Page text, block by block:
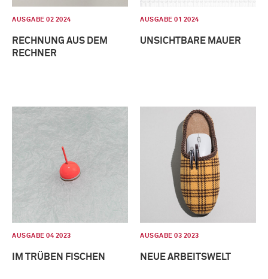
AUSGABE 02 2024
RECHNUNG AUS DEM
RECHNER
AUSGABE 01 2024
UNSICHTBARE MAUER
AUSGABE 04 2023
IM TRÜBEN FISCHEN
AUSGABE 03 2023
NEUE ARBEITSWELT